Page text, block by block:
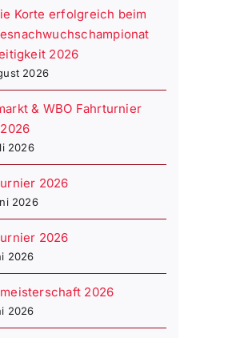
Korte erfolgreich beim
2026
2026
& WBO Fahrturnier
2026
2026
2026
2026
2026
2026
2026